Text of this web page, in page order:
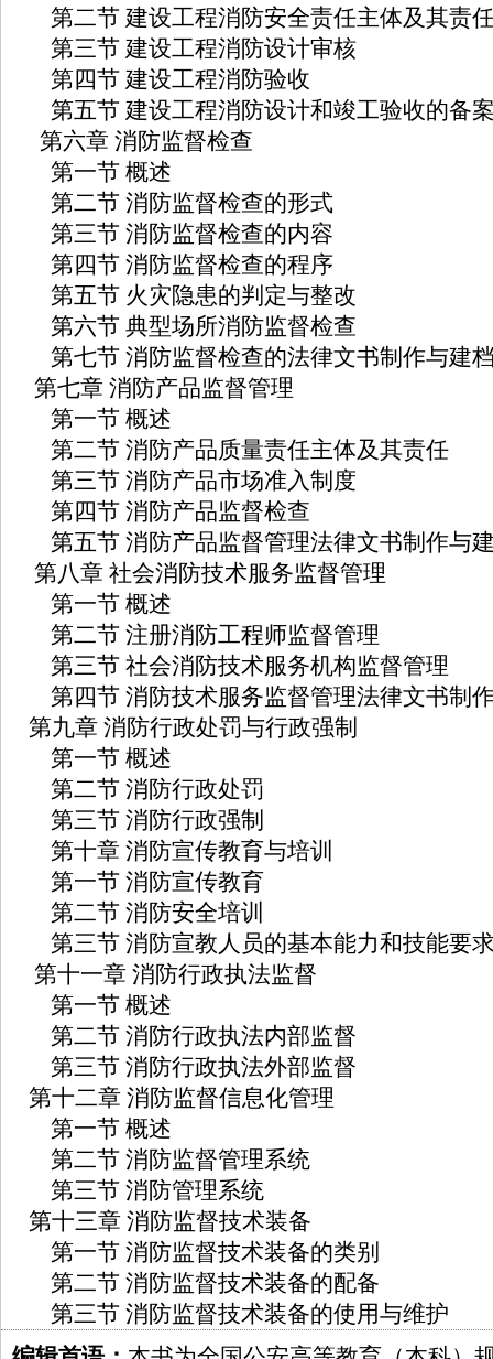
第二节 建设工程消防安全责任主体及其责
第三节 建设工程消防设计审核
第四节 建设工程消防验收
第五节 建设工程消防设计和竣工验收的
第六章 消防监督检查
第一节 概述
第二节 消防监督检查的形式
第三节 消防监督检查的内容
第四节 消防监督检查的程序
第五节 火灾隐患的判定与整改
第六节 典型场所消防监督检查
第七节 消防监督检查的法律文书制作与建
第七章 消防产品监督管理
第一节 概述
第二节 消防产品质量责任主体及其责任
第三节 消防产品市场准入制度
第四节 消防产品监督检查
第五节 消防产品监督管理法律文书制作与
第八章 社会消防技术服务监督管理
第一节 概述
第二节 注册消防工程师监督管理
第三节 社会消防技术服务机构监督管理
第四节 消防技术服务监督管理法律文书制
第九章 消防行政处罚与行政强制
第一节 概述
第二节 消防行政处罚
第三节 消防行政强制
第十章 消防宣传教育与培训
第一节 消防宣传教育
第二节 消防安全培训
第三节 消防宣教人员的基本能力和技能
第十一章 消防行政执法监督
第一节 概述
第二节 消防行政执法内部监督
第三节 消防行政执法外部监督
第十二章 消防监督信息化管理
第一节 概述
第二节 消防监督管理系统
第三节 消防管理系统
第十三章 消防监督技术装备
第一节 消防监督技术装备的类别
第二节 消防监督技术装备的配备
第三节 消防监督技术装备的使用与维护